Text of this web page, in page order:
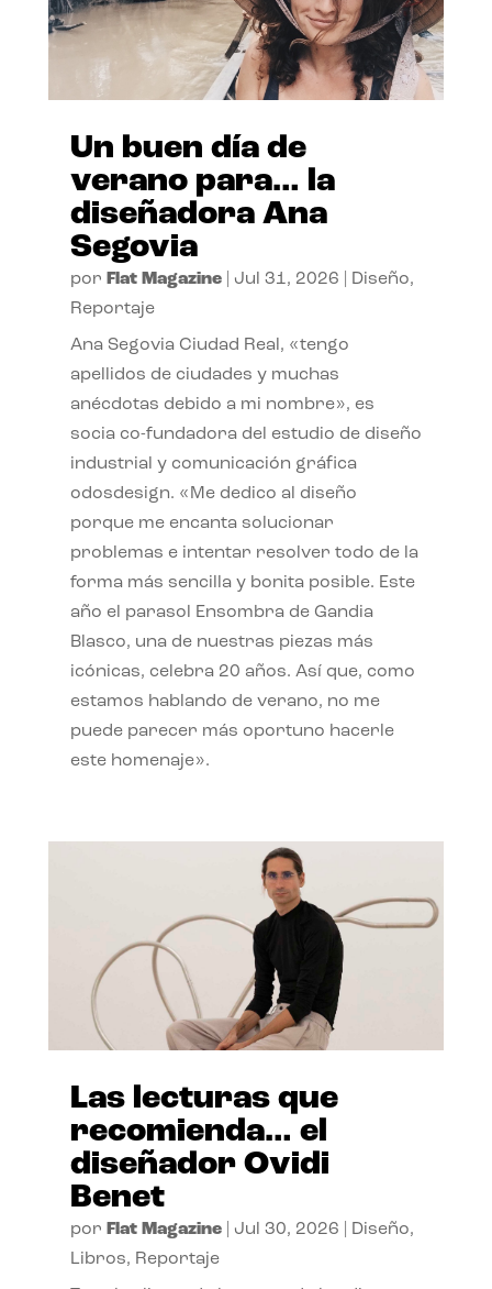
Un buen día de
verano para… la
diseñadora Ana
Segovia
por Flat Magazine| Jul 31, 2026 Diseño,
Reportaje
Ana Segovia Ciudad Real, «tengo
apellidos de ciudades y muchas
anécdotas debido a mi nombre», es
socia co-fundadora del estudio de diseño
industrial y comunicación gráfica
odosdesign. «Me dedico al diseño
porque me encanta solucionar
problemas e intentar resolver todo de la
forma más sencilla y bonita posible. Este
año el parasol Ensombra de Gandia
Blasco, una de nuestras piezas más
icónicas, celebra 20 años. Así que, como
estamos hablando de verano, no me
puede parecer más oportuno hacerle
este homenaje».
Las lecturas que
recomienda… el
diseñador Ovidi
Benet
por Flat Magazine| Jul 30, 2026 Diseño,
Libros, Reportaje